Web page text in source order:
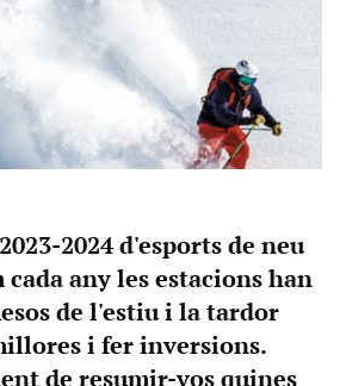
2024 d'esports de neu
cada any les estacions han
de l'estiu i la tardor
i fer inversions.
de resumir-vos quines